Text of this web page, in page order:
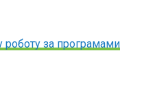
роботу за програмами